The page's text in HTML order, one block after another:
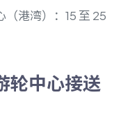
港湾）：15 至 25
轮中心接送